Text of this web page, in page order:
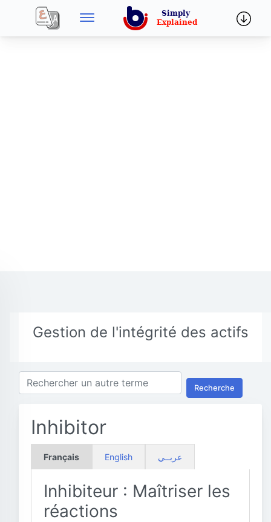
Gestion de l'intégrité des actifs
Recherche
Inhibitor
Français English عربــي
Inhibiteur : Maîtriser les
réactions